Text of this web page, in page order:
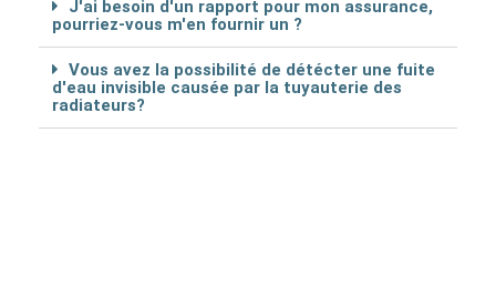
J'ai besoin d'un rapport pour mon assurance,
pourriez-vous m'en fournir un ?
Vous avez la possibilité de détécter une fuite
d'eau invisible causée par la tuyauterie des
radiateurs?